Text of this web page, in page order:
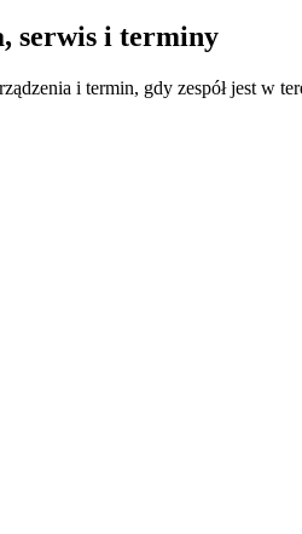
serwis i terminy
i termin, gdy zespół jest w